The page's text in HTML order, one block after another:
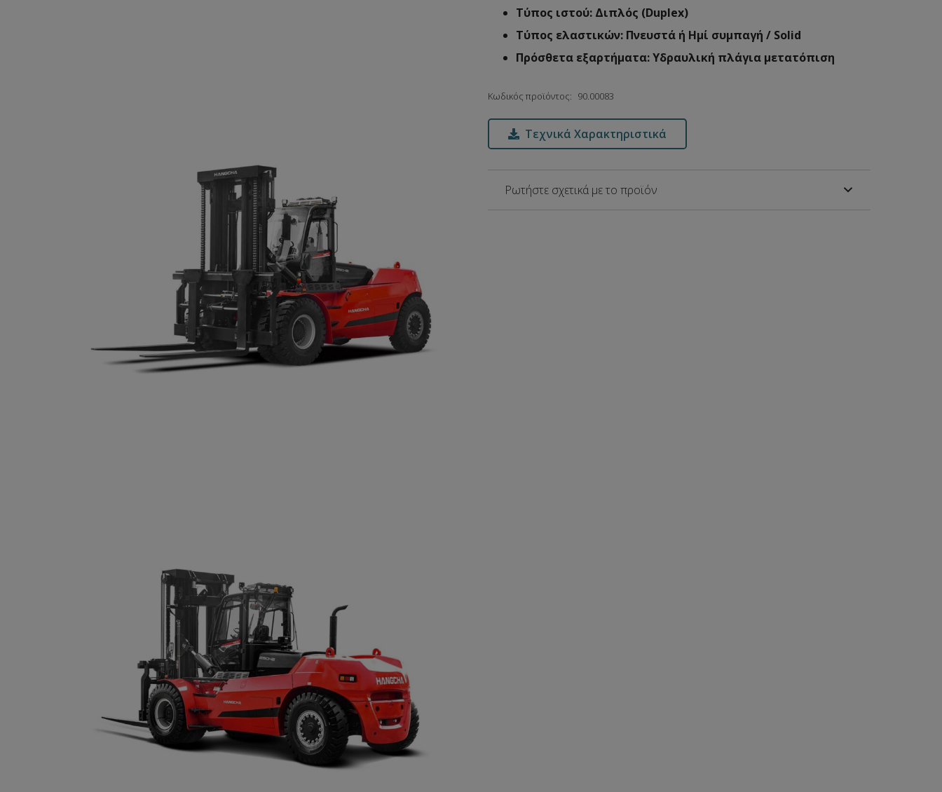
Τύπος ιστού: Διπλός (Duplex)
Τύπος ελαστικών: Πνευστά ή Ημί συμπαγή / Solid
Πρόσθετα εξαρτήματα: Υδραυλική πλάγια μετατόπιση
Κωδικός προϊόντος: 90.00083
Τεχνικά Χαρακτηριστικά
Ρωτήστε σχετικά με το προϊόν